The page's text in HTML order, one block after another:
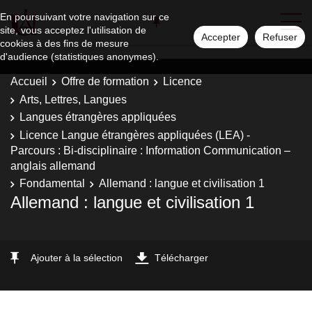
En poursuivant votre navigation sur ce
site, vous acceptez l'utilisation de
cookies à des fins de mesure
d'audience (statistiques anonymes).
Accepter Refuser
Accueil Offre de formation
Licence
Arts, Lettres, Langues
Langues étrangères appliquées
Licence Langue étrangères appliquées (LEA) -
Parcours : Bi-disciplinaire : Information Communication –
anglais allemand
Fondamental
Allemand : langue et civilisation 1
Allemand : langue et civilisation 1
Ajouter à la sélection Télécharger